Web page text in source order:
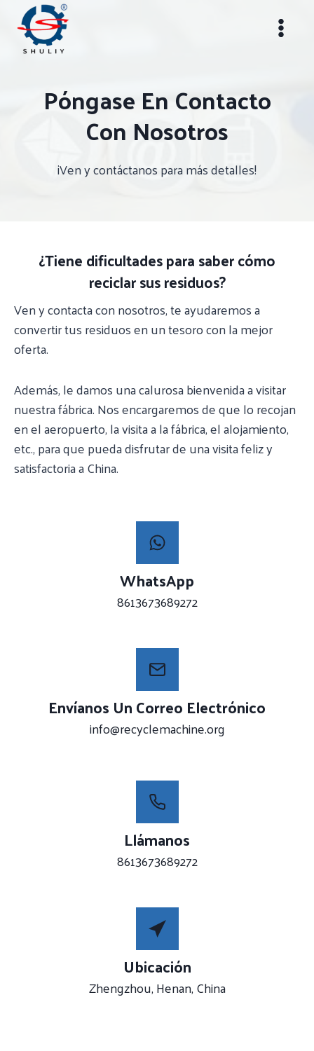
Saltar
contenido
Póngase En Contacto
Con Nosotros
¡Ven y contáctanos para más detalles!
¿Tiene dificultades para saber cómo
reciclar sus residuos?
Ven y contacta con nosotros, te ayudaremos a
convertir tus residuos en un tesoro con la mejor
oferta.
Además, le damos una calurosa bienvenida a visitar
nuestra fábrica. Nos encargaremos de que lo recojan
en el aeropuerto, la visita a la fábrica, el alojamiento,
etc., para que pueda disfrutar de una visita feliz y
satisfactoria a China.
WhatsApp
8613673689272
Envíanos Un Correo Electrónico
info@recyclemachine.org
Llámanos
8613673689272
Ubicación
Zhengzhou, Henan, China